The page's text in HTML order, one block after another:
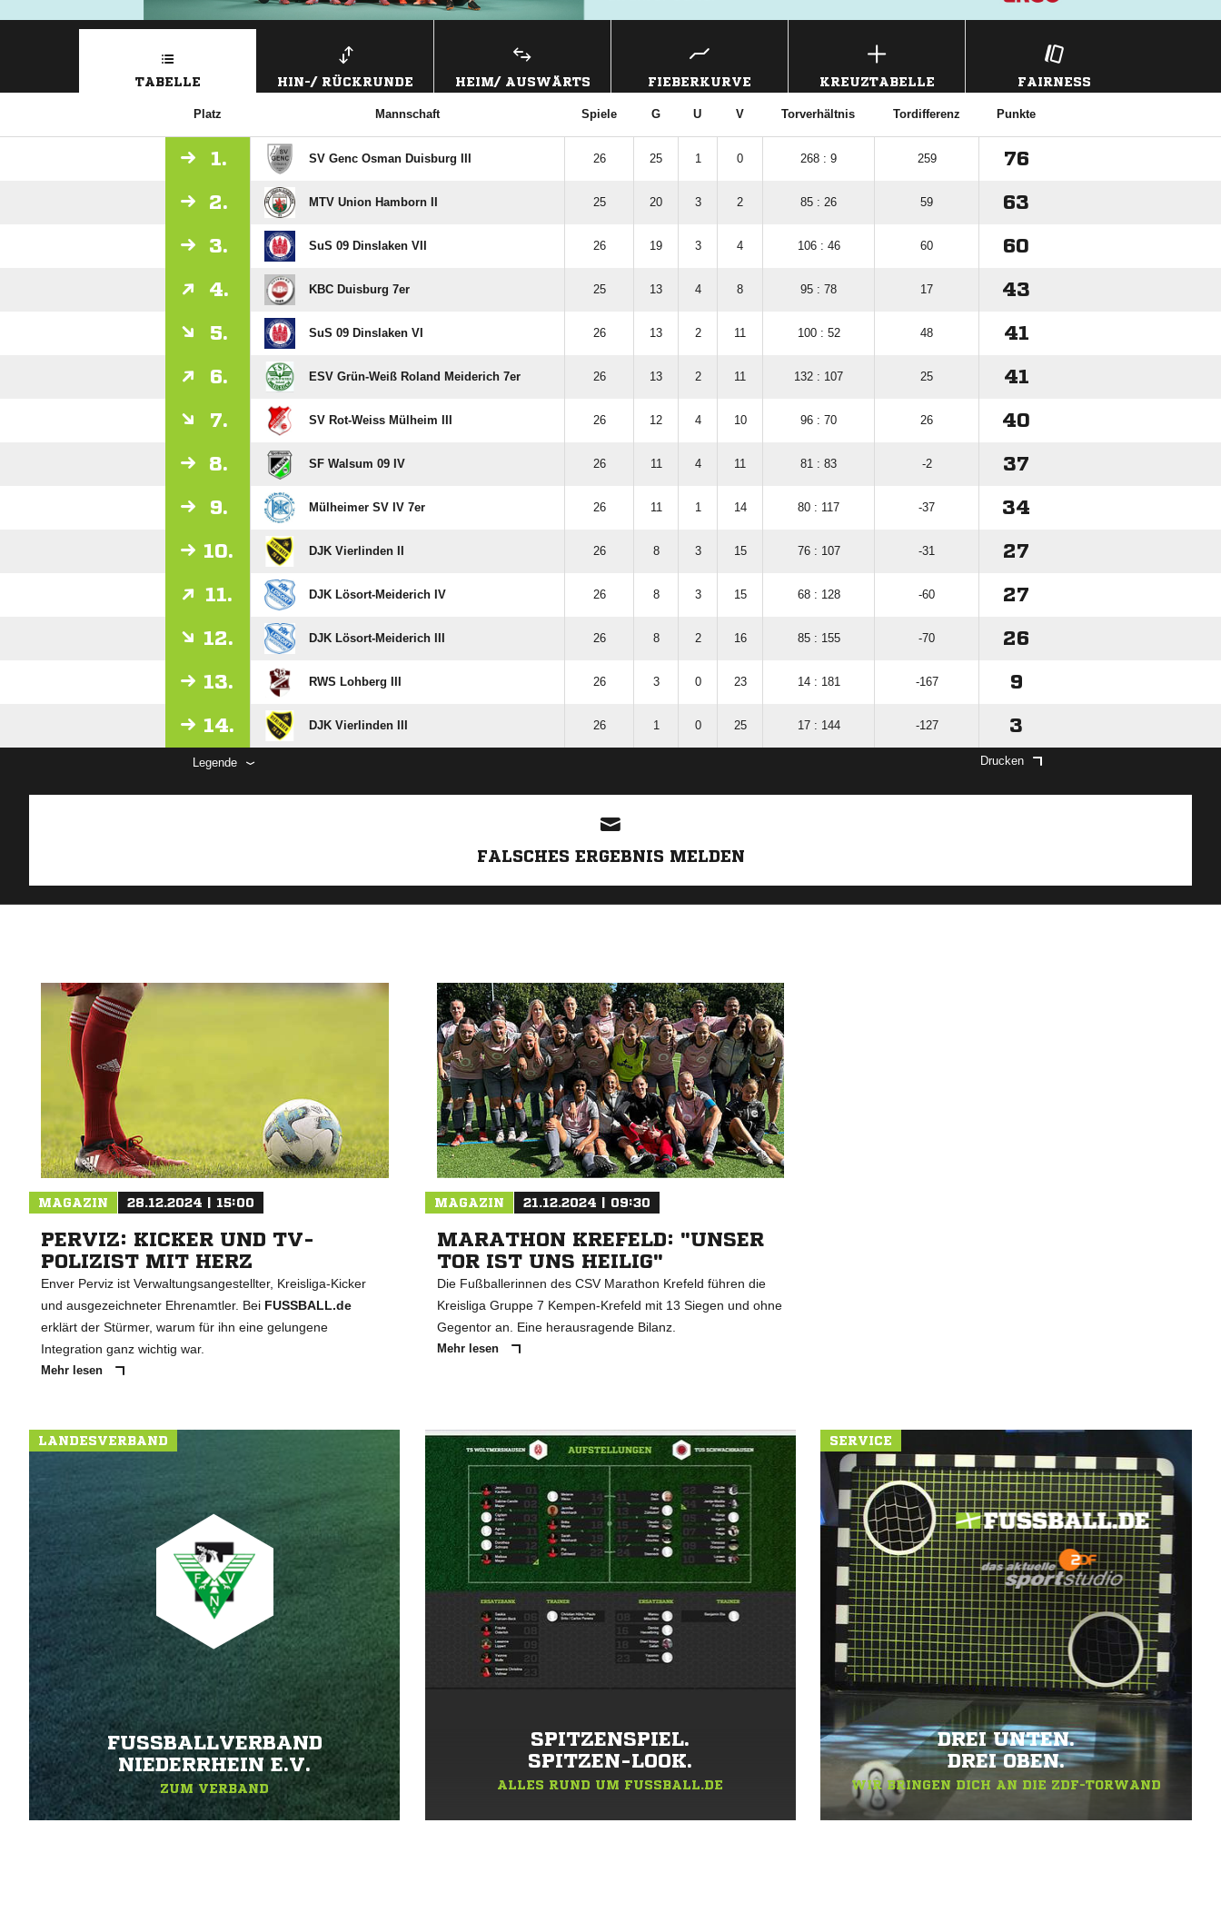
TABELLE HIN-/ RÜCKRUNDE HEIM/ AUSWÄRTS FIEBERKURVE KREUZTABELLE FAIRNESS
Platz Mannschaft Spiele G U V Torverhältnis Tordifferenz Punkte
1. SV Genc Osman Duisburg III 26 25 1 0 268 : 9 259 76
2. MTV Union Hamborn II 25 20 3 2 85 : 26 59 63
3. SuS 09 Dinslaken VII 26 19 3 4 106 : 46 60 60
4. KBC Duisburg 7er 25 13 4 8 95 : 78 17 43
5. SuS 09 Dinslaken VI 26 13 2 11 100 : 52 48 41
6. ESV Grün-Weiß Roland Meiderich 7er 26 13 2 11 132 : 107 25 41
7. SV Rot-Weiss Mülheim III 26 12 4 10 96 : 70 26 40
8. SF Walsum 09 IV 26 11 4 11 81 : 83 -2 37
9. Mülheimer SV IV 7er 26 11 1 14 80 : 117 -37 34
10. DJK Vierlinden II 26 8 3 15 76 : 107 -31 27
11. DJK Lösort-Meiderich IV 26 8 3 15 68 : 128 -60 27
12. DJK Lösort-Meiderich III 26 8 2 16 85 : 155 -70 26
13. RWS Lohberg III 26 3 0 23 14 : 181 -167 9
14. DJK Vierlinden III 26 1 0 25 17 : 144 -127 3
Legende Drucken
FALSCHES ERGEBNIS MELDEN
MAGAZIN 28.12.2024 | 15:00
PERVIZ: KICKER UND TV-
POLIZIST MIT HERZ
Enver Perviz ist Verwaltungsangestellter, Kreisliga-Kicker
und ausgezeichneter Ehrenamtler. Bei FUSSBALL.de
erklärt der Stürmer, warum für ihn eine gelungene
Integration ganz wichtig war.
Mehr lesen
MAGAZIN 21.12.2024 | 09:30
MARATHON KREFELD: "UNSER
TOR IST UNS HEILIG"
Die Fußballerinnen des CSV Marathon Krefeld führen die
Kreisliga Gruppe 7 Kempen-Krefeld mit 13 Siegen und ohne
Gegentor an. Eine herausragende Bilanz.
Mehr lesen
LANDESVERBAND
FUSSBALLVERBAND N
IEDERRHEIN E.V.
ZUM VERBAND
SPITZENSPIEL.
SPITZEN-LOOK.
ALLES RUND UM FUSSBALL.DE
SERVICE
DREI UNTEN.
DREI OBEN.
WIR BRINGEN DICH AN DIE ZDF-TORWAND